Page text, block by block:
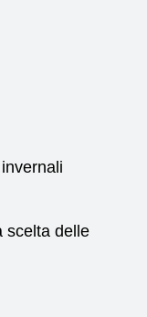
scelta delle